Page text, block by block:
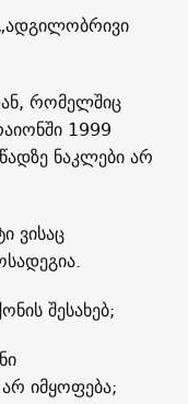
რომელშიც
1999
ნაკლები არ
ვისაც
შესახებ;
იმყოფება;